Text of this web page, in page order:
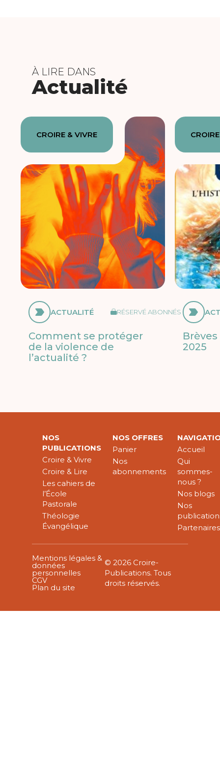
À LIRE DANS
Actualité
CROIRE & VIVRE
ACTUALITÉ RÉSERVÉ ABONNÉS
Comment se protéger
de la violence de
l’actualité ?
2025
NOS
PUBLICATIONS
Croire & Vivre
Croire & Lire
Les cahiers de
l’École
Pastorale
Théologie
Évangélique
NOS OFFRES
Panier
Nos
abonnements
Accueil
Qui
sommes-
nous ?
Nos blogs
Nos
Partenaires
Mentions légales &
données
personnelles
CGV
Plan du site
© 2026 Croire-
Publications. Tous
droits réservés.